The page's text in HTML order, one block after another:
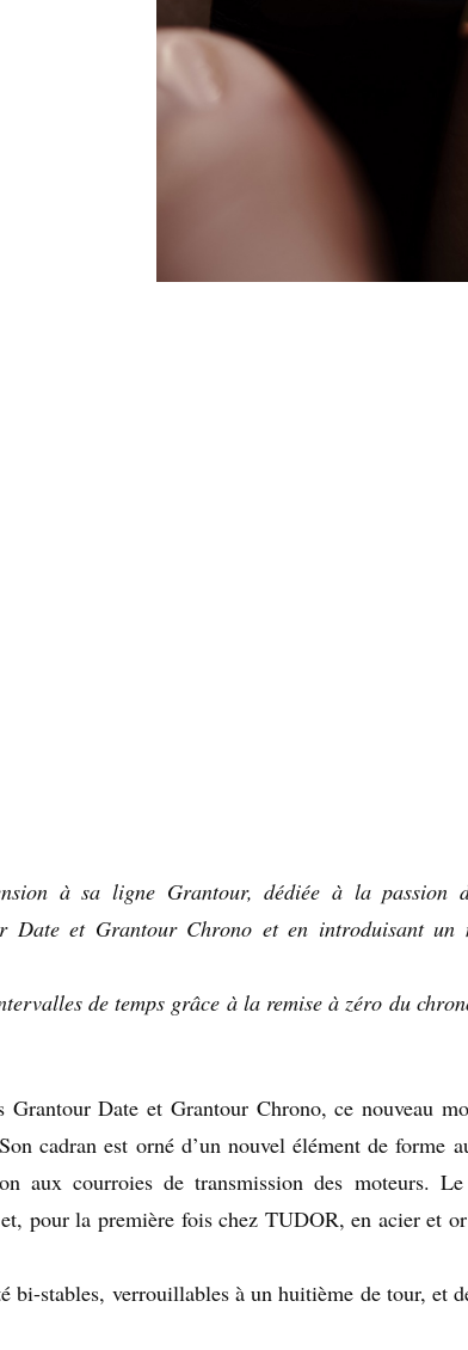
à sa ligne Grantour, dédiée à la passion
Date et Grantour Chrono et en introduisant un
de temps grâce à la remise à zéro du
Date et Grantour Chrono, ce nouveau
cadran est orné d’un nouvel élément de forme
aux courroies de transmission des moteurs.
pour la première fois chez TUDOR, en acier et
bi-stables, verrouillables à un huitième de tour, et